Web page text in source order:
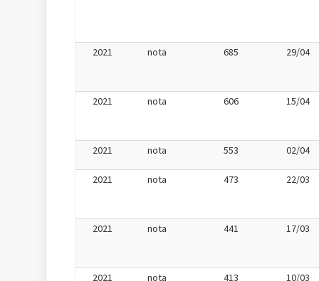
2021 nota 685 29/04
2021 nota 606 15/04
2021 nota 553 02/04
2021 nota 473 22/03
2021 nota 441 17/03
2021 nota 413 10/03